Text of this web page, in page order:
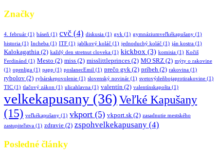
Značky
4. február (1) báseň (1) cvč (4) diskusia (1) gvk (1) gymnáziumveľkékapušany (1)
historia (1) Incheba (1) ITF (1) jablkový koláč (1) jednoduchý koláč (1) ján kostra (1)
Kalokagathia (2) každý den stretnut cloveka (1) kickbox (3) komisia (1) Kočiš
Ferdinánd (1) Mesto (2) miss (2) misslittleprinces (2) MO SRZ (2) mýty o rakovine
(1) openliga (1) papp (1) poslanecEmil (1) prečo gvk (2) príbeh (2) rakovina (1)
rybolov (2) rybárskepovolenie (1) slovenský novinár (1) svetovýdeňbojaprotirakovine (1)
TIC (1) tlačový zákon (1) ulicahlavna (1) valentín (2) valentínskapošta (1)
velkekapusany (36)Veľké Kapušany
(15) veľkékapušany (1) vkport (5) vkport.sk (2) zasadnutie mestského
zastupiteľstva (1) zdravie (2) zspohvelkekapusany (4)
Posledné články